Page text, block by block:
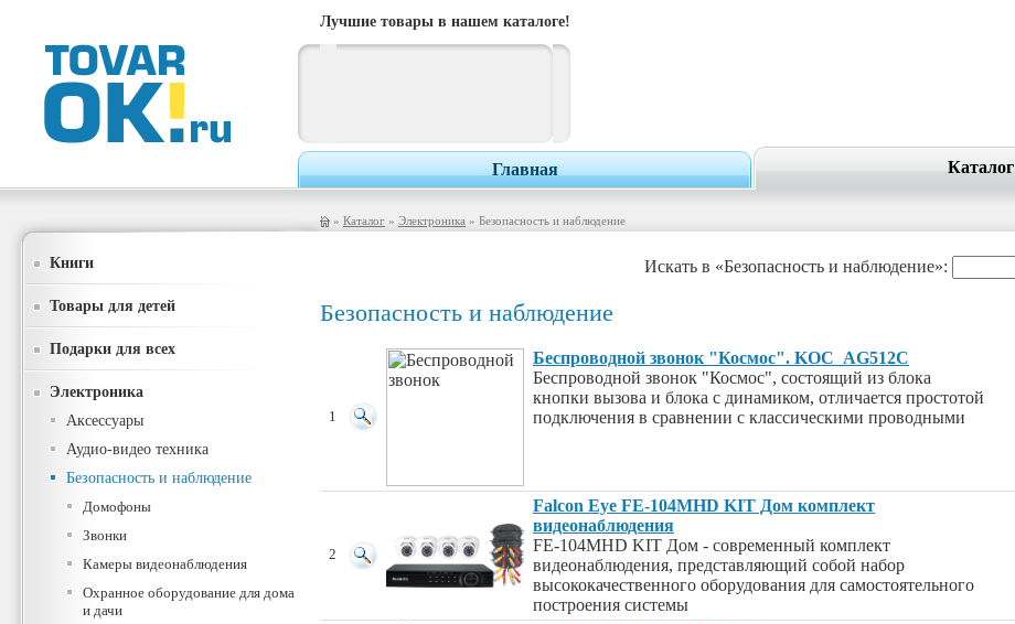
Лучшие товары в нашем каталоге!
Главная Каталог
» Каталог » Электроника » Безопасность и наблюдение
Книги
Товары для детей
Подарки для всех
Электроника
Аксессуары
Аудио-видео техника
Безопасность и наблюдение
Домофоны
Звонки
Камеры видеонаблюдения
Охранное оборудование для дома
и дачи
Искать в «Безопасность и наблюдение»:
Безопасность и наблюдение
1
Беспроводной звонок "Космос". KOC_AG512С
Беспроводной звонок "Космос", состоящий из блока
кнопки вызова и блока с динамиком, отличается простотой
подключения в сравнении с классическими проводными
2
Falcon Eye FE-104MHD KIT Дом комплект
видеонаблюдения
FE-104MHD KIT Дом - современный комплект
видеонаблюдения, представляющий собой набор
высококачественного оборудования для самостоятельного
построения системы